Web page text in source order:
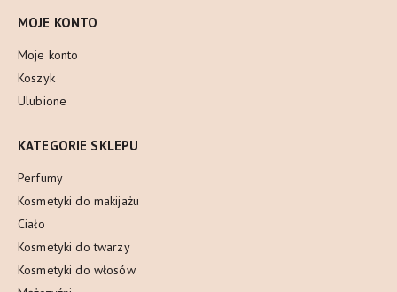
MOJE KONTO
Moje konto
Koszyk
Ulubione
KATEGORIE SKLEPU
Perfumy
Kosmetyki do makijażu
Ciało
Kosmetyki do twarzy
Kosmetyki do włosów